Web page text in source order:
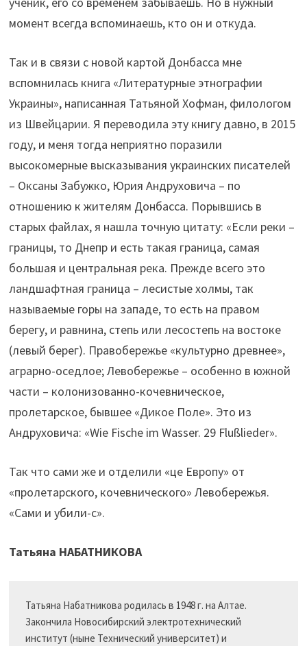
момент всегда вспоминаешь, кто он и откуда.
Так и в связи с новой картой Донбасса мне
вспомнилась книга «Литературные этнографии
Украины», написанная Татьяной Хофман, филологом
из Швейцарии. Я переводила эту книгу давно, в 2015
году, и меня тогда неприятно поразили
высокомерные высказывания украинских писателей
– Оксаны Забужко, Юрия Андруховича – по
отношению к жителям Донбасса. Порывшись в
старых файлах, я нашла точную цитату: «Если реки –
границы, то Днепр и есть такая граница, самая
большая и центральная река. Прежде всего это
ландшафтная граница – лесистые холмы, так
называемые горы на западе, то есть на правом
берегу, и равнина, степь или лесостепь на востоке
(левый берег). Правобережье «культурно древнее»,
аграрно-оседлое; Левобережье – особенно в южной
части – колонизованно-кочевническое,
пролетарское, бывшее «Дикое Поле». Это из
Андруховича: «Wie Fische im Wasser. 29 Flußlieder».
Так что сами же и отделили «це Европу» от
«пролетарского, кочевнического» Левобережья.
«Сами и убили-с».
Татьяна НАБАТНИКОВА
Татьяна Набатникова родилась в 1948 г. на Алтае.
Закончила Новосибирский электротехнический
институт (ныне Технический университет) и